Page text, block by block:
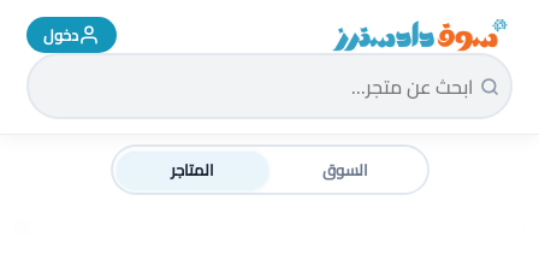
سوق دادسترز الرئيسية دخول
السوق المتاجر